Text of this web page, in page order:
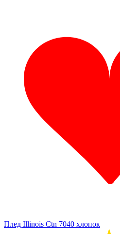
Плед Illinois Ctn 7040 хлопок